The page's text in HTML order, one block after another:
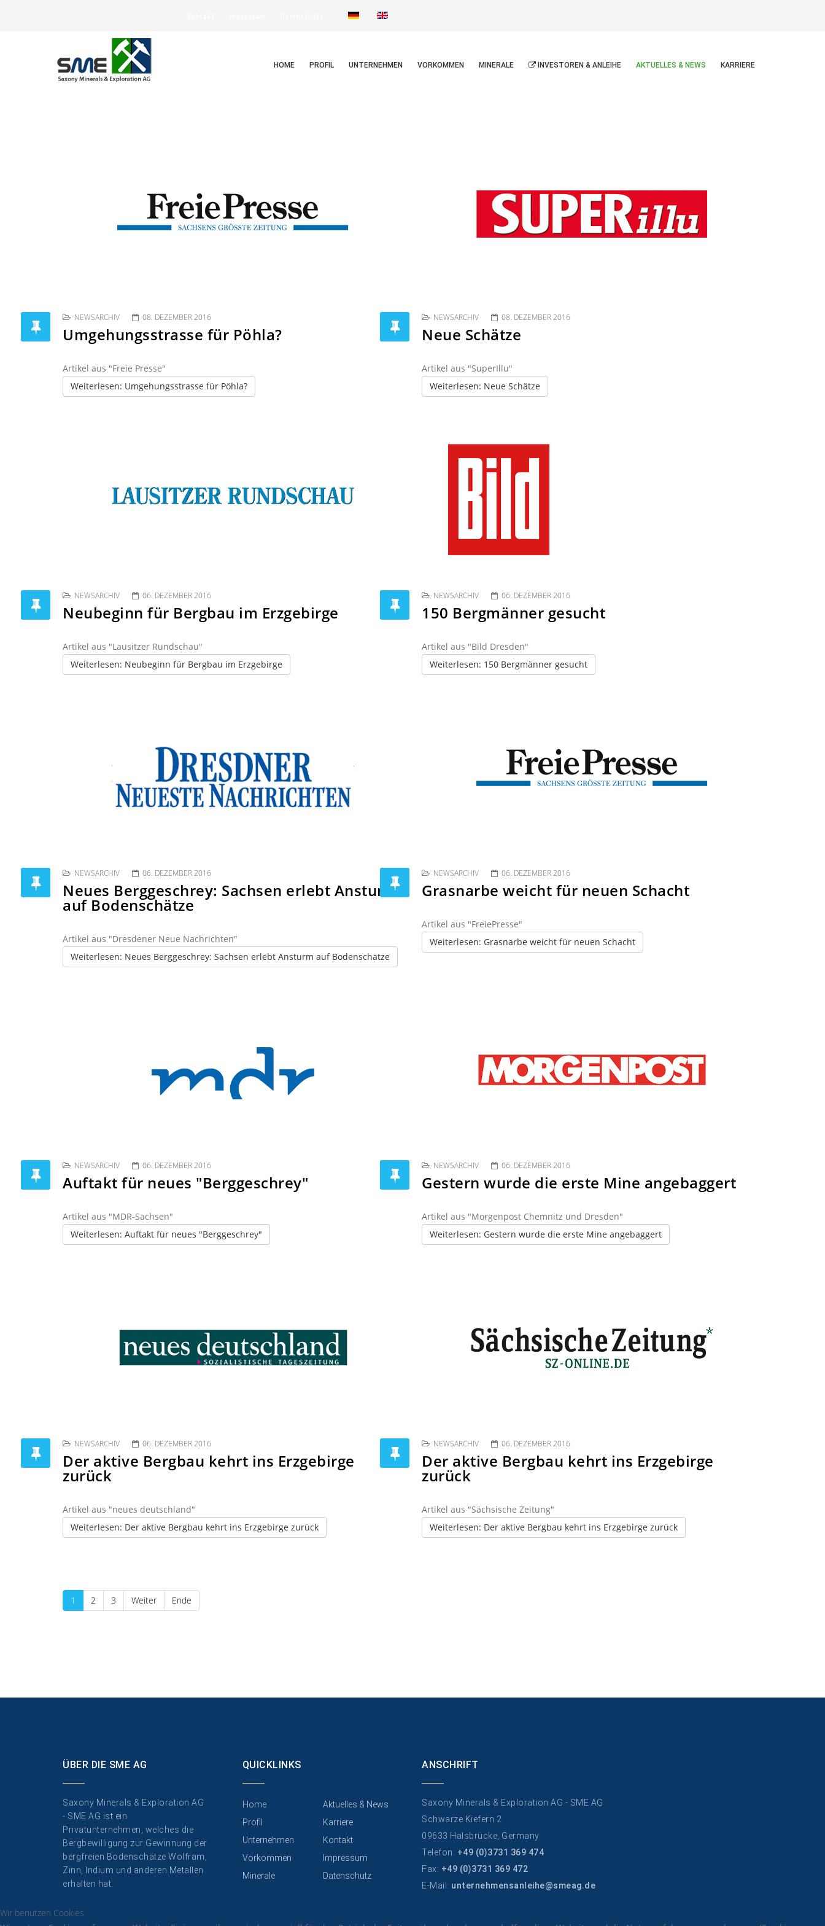
HOME PROFIL UNTERNEHMEN VORKOMMEN MINERALE INVESTOREN & ANLEIHE AKTUELLES & NEWS KARRIERE
NEWSARCHIV 08. DEZEMBER 2016
Umgehungsstrasse für Pöhla?
Artikel aus "Freie Presse"
Weiterlesen: Umgehungsstrasse für Pöhla?
NEWSARCHIV 08. DEZEMBER 2016
Neue Schätze
Artikel aus "SuperIllu"
Weiterlesen: Neue Schätze
NEWSARCHIV 06. DEZEMBER 2016
Neubeginn für Bergbau im Erzgebirge
Artikel aus "Lausitzer Rundschau"
Weiterlesen: Neubeginn für Bergbau im Erzgebirge
NEWSARCHIV 06. DEZEMBER 2016
150 Bergmänner gesucht
Artikel aus "Bild Dresden"
Weiterlesen: 150 Bergmänner gesucht
NEWSARCHIV 06. DEZEMBER 2016
Neues Berggeschrey: Sachsen erlebt Ansturm
auf Bodenschätze
Artikel aus "Dresdener Neue Nachrichten"
Weiterlesen: Neues Berggeschrey: Sachsen erlebt Ansturm auf Bodenschätze
NEWSARCHIV 06. DEZEMBER 2016
Grasnarbe weicht für neuen Schacht
Artikel aus "FreiePresse"
Weiterlesen: Grasnarbe weicht für neuen Schacht
NEWSARCHIV 06. DEZEMBER 2016
Auftakt für neues "Berggeschrey"
Artikel aus "MDR-Sachsen"
Weiterlesen: Auftakt für neues "Berggeschrey"
NEWSARCHIV 06. DEZEMBER 2016
Gestern wurde die erste Mine angebaggert
Artikel aus "Morgenpost Chemnitz und Dresden"
Weiterlesen: Gestern wurde die erste Mine angebaggert
NEWSARCHIV 06. DEZEMBER 2016
Der aktive Bergbau kehrt ins Erzgebirge
zurück
Artikel aus "neues deutschland"
Weiterlesen: Der aktive Bergbau kehrt ins Erzgebirge zurück
NEWSARCHIV 06. DEZEMBER 2016
Der aktive Bergbau kehrt ins Erzgebirge
zurück
Artikel aus "Sächsische Zeitung"
Weiterlesen: Der aktive Bergbau kehrt ins Erzgebirge zurück
1 2 3 Weiter Ende
ÜBER DIE SME AG
Saxony Minerals & Exploration AG
- SME AG ist ein
Privatunternehmen, welches die
Bergbewilligung zur Gewinnung der
bergfreien Bodenschätze Wolfram,
Zinn, Indium und anderen Metallen
erhalten hat.
QUICKLINKS
Home
Profil
Unternehmen
Vorkommen
Minerale
Aktuelles & News
Karriere
Kontakt
Impressum
Datenschutz
ANSCHRIFT
Saxony Minerals & Exploration AG - SME AG
Schwarze Kiefern 2
09633 Halsbrücke, Germany
Telefon: +49 (0)3731 369 474
Fax: +49 (0)3731 369 472
E-Mail: unternehmensanleihe@smeag.de
Wir benutzen Cookies